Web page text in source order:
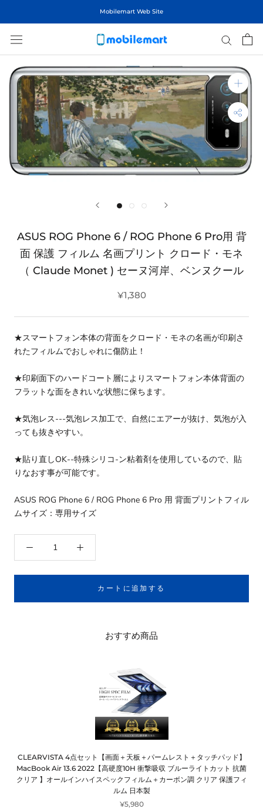
Mobilemart Web Site
ASUS ROG Phone 6 / ROG Phone 6 Pro用 背
面 保護 フィルム 名画プリント クロード・モネ
（ Claude Monet ) セーヌ河岸、ベンヌクール
¥1,380
★スマートフォン本体の背面をクロード・モネの名画が印刷さ
れたフィルムでおしゃれに傷防止！
★印刷面下のハードコート層によりスマートフォン本体背面の
フラットな面をきれいな状態に保ちます。
★気泡レス---気泡レス加工で、自然にエアーが抜け、気泡が入
っても抜きやすい。
★貼り直しOK--特殊シリコ-ン粘着剤を使用しているので、貼
りなおす事が可能です。
ASUS ROG Phone 6 / ROG Phone 6 Pro 用 背面プリントフィル
ムサイズ：専用サイズ
カートに追加する
おすすめ商品
CLEARVISTA 4点セット【画面＋天板＋パームレスト＋タッチパッド】
MacBook Air 13.6 2022【高硬度10H 衝撃吸収 ブルーライトカット 抗菌
クリア 】オールインハイスペックフィルム＋カーボン調 クリア 保護フィ
ルム 日本製
¥5,980